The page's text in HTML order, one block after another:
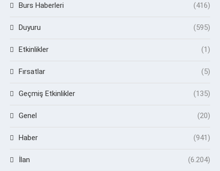
Burs Haberleri (416)
Duyuru (595)
Etkinlikler (1)
Fırsatlar (5)
Geçmiş Etkinlikler (135)
Genel (20)
Haber (941)
İlan (6.204)